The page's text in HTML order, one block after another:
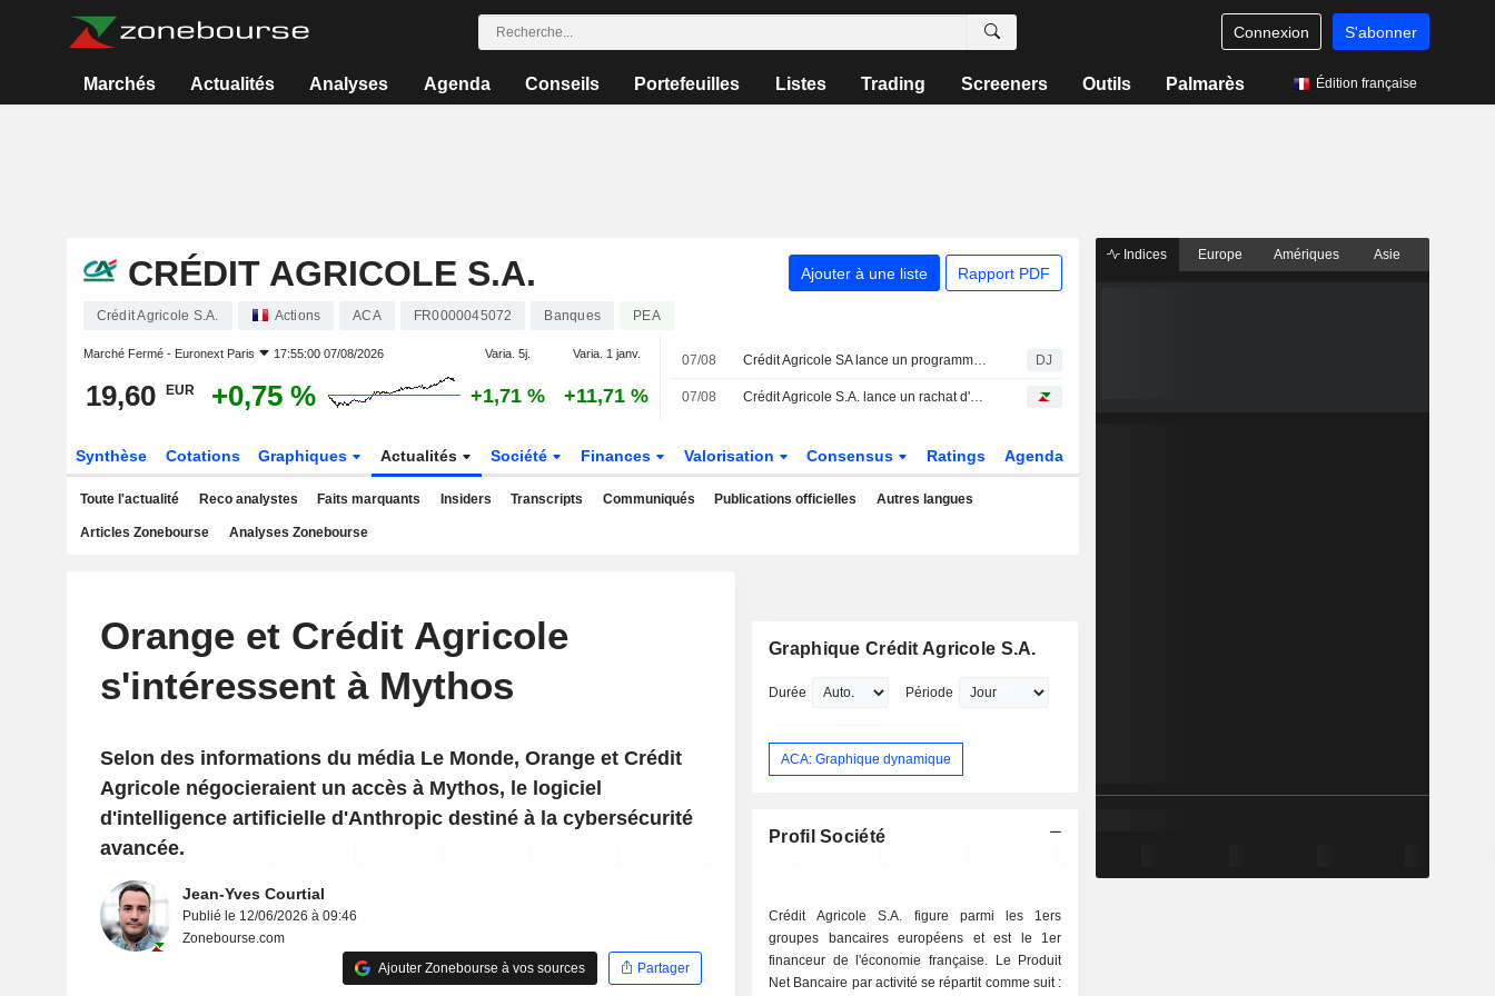
Connexion S'abonner
Marchés Actualités Analyses Agenda Conseils Portefeuilles Listes Trading Screeners Outils Palmarès Édition française
CRÉDIT AGRICOLE S.A. Ajouter à une liste Rapport PDF
Crédit Agricole S.A. Actions ACA FR0000045072 Banques PEA
Marché Fermé - Euronext Paris 17:55:00 07/08/2026 Varia. 5j. Varia. 1 janv.
19,60 EUR +0,75 % +1,71 % +11,71 %
07/08 Crédit Agricole SA lance un programme de rachat d'actions d'un maximum de 32 millions de titres DJ
07/08 Crédit Agricole S.A. lance un rachat d'actions
Synthèse Cotations Graphiques Actualités Société Finances Valorisation Consensus Ratings Agenda
Toute l'actualité Reco analystes Faits marquants Insiders Transcripts Communiqués Publications officielles Autres langues
Articles Zonebourse Analyses Zonebourse
Orange et Crédit Agricole
s'intéressent à Mythos
Selon des informations du média Le Monde, Orange et Crédit
Agricole négocieraient un accès à Mythos, le logiciel
d'intelligence artificielle d'Anthropic destiné à la cybersécurité
avancée.
Jean-Yves Courtial
Publié le 12/06/2026 à 09:46
Zonebourse.com
Ajouter Zonebourse à vos sources
Partager
Graphique Crédit Agricole S.A.
Durée Période
ACA: Graphique dynamique
Profil Société
Crédit Agricole S.A. figure parmi les 1ers
groupes bancaires européens et est le 1er
financeur de l'économie française. Le Produit
Net Bancaire par activité se répartit comme suit :
Indices Europe Amériques Asie